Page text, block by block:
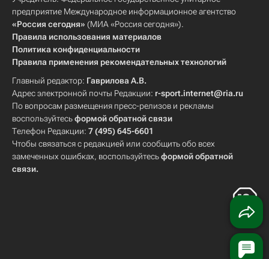
предприятие Международное информационное агентство
«Россия сегодня» (МИА «Россия сегодня»).
Правила использования материалов
Политика конфиденциальности
Правила применения рекомендательных технологий
Главный редактор: Гаврилова А.В.
Адрес электронной почты Редакции: r-sport.internet@ria.ru
По вопросам размещения пресс-релизов и рекламы
воспользуйтесьформой обратной связи
Телефон Редакции: 7 (495) 645-6601
Чтобы связаться с редакцией или сообщить обо всех
замеченных ошибках, воспользуйтесьформой обратной
связи.